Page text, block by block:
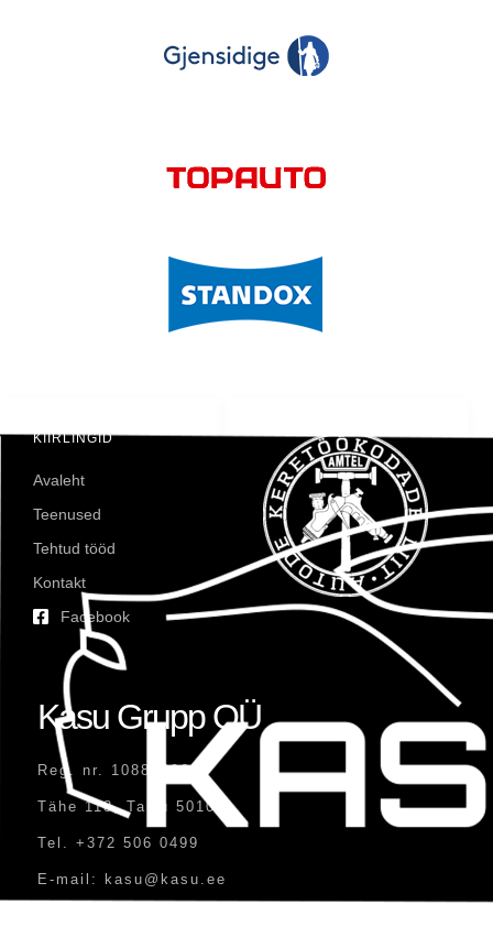
Kasu Grupp OÜ
Reg. nr. 10881496
Tähe 118, Tartu 50107
Tel. +372 506 0499
E-mail: kasu@kasu.ee
KIIRLINGID
Avaleht
Teenused
Tehtud tööd
Kontakt
Facebook